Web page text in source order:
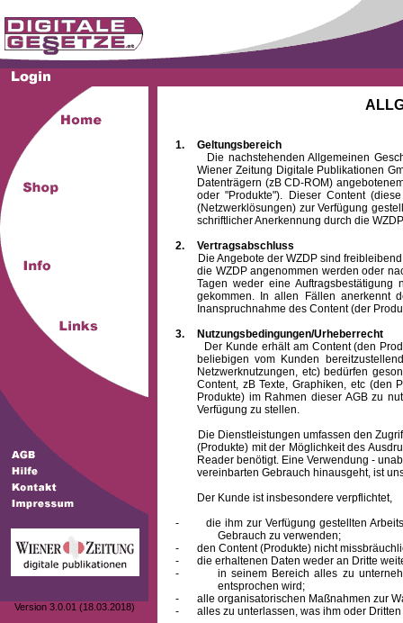
Version 3.0.01 (18.03.2018)
1.
Geltungsbereich
Die nachstehenden Allgemeinen
Wiener Zeitung Digitale Publikationen
Datenträgern (zB CD-ROM)
oder "Produkte"). Dieser Content
(Netzwerklösungen) zur Verfügung
schriftlicher Anerkennung durch die
2.
Vertragsabschluss
Die Angebote der WZDP sind freibleibend.
die WZDP angenommen werden oder
Tagen weder eine
gekommen. In allen Fällen anerkennt
Inanspruchnahme des Content (der
3.
Nutzungsbedingungen/Urheberrecht
Der Kunde erhält am Content (den
beliebigen vom Kunden
Netzwerknutzungen, etc) bedürfen
Content, zB Texte, Graphiken, etc (den
Produkte) im Rahmen dieser AGB zu
Verfügung zu stellen.
Die Dienstleistungen umfassen den Zugriff
(Produkte) mit der Möglichkeit des
Reader benötigt. Eine Verwendung -
vereinbarten Gebrauch hinausgeht, ist
Der Kunde ist insbesondere verpflichtet,
-
die ihm zur Verfügung gestellten
Gebrauch zu verwenden;
-
den Content (Produkte) nicht
-
die erhaltenen Daten weder an Dritte
-
in seinem Bereich alles zu
entsprochen wird;
-
alle organisatorischen Maßnahmen zur
-
alles zu unterlassen, was ihm oder